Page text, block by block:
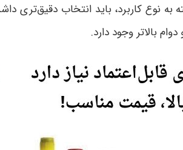
به نوع کاربرد، باید انتخاب
بالاتر وجود دارد.